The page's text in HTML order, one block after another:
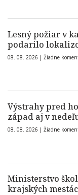
Lesný požiar v
podarilo
08. 08. 2026 | Žiadne
Výstrahy pred
západ aj v
08. 08. 2026 | Žiadne
Ministerstvo
krajských